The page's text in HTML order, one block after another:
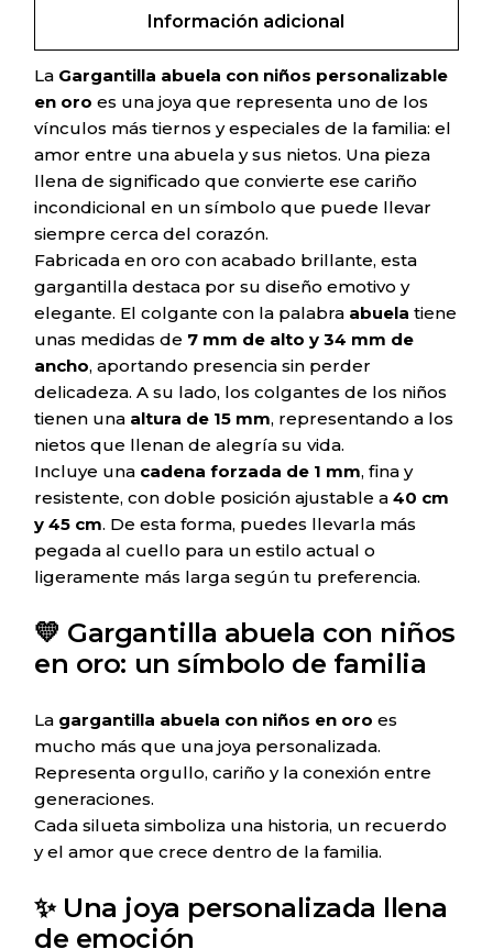
Información adicional
La Gargantilla abuela con niños personalizable
en oro es una joya que representa uno de los
vínculos más tiernos y especiales de la familia: el
amor entre una abuela y sus nietos. Una pieza
llena de significado que convierte ese cariño
incondicional en un símbolo que puede llevar
siempre cerca del corazón.
Fabricada en oro con acabado brillante, esta
gargantilla destaca por su diseño emotivo y
elegante. El colgante con la palabra abuela tiene
unas medidas de 7 mm de alto y 34 mm de
ancho, aportando presencia sin perder
delicadeza. A su lado, los colgantes de los niños
tienen una altura de 15 mm, representando a los
nietos que llenan de alegría su vida.
Incluye una cadena forzada de 1 mm, fina y
resistente, con doble posición ajustable a40 cm
y 45 cm. De esta forma, puedes llevarla más
pegada al cuello para un estilo actual o
ligeramente más larga según tu preferencia.
💛 Gargantilla abuela con niños
en oro: un símbolo de familia
La gargantilla abuela con niños en oro es
mucho más que una joya personalizada.
Representa orgullo, cariño y la conexión entre
generaciones.
Cada silueta simboliza una historia, un recuerdo
y el amor que crece dentro de la familia.
✨ Una joya personalizada llena
de emoción